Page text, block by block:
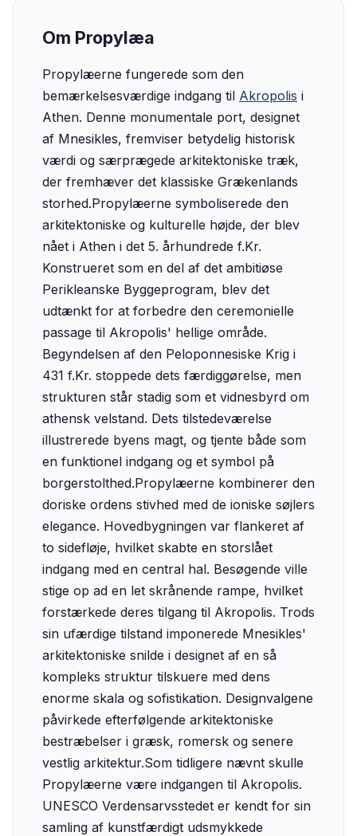
Om Propylæa
Propylæerne fungerede som den
bemærkelsesværdige indgang til Akropolis i
Athen. Denne monumentale port, designet
af Mnesikles, fremviser betydelig historisk
værdi og særprægede arkitektoniske træk,
der fremhæver det klassiske Grækenlands
storhed.‍Propylæerne symboliserede den
arkitektoniske og kulturelle højde, der blev
nået i Athen i det 5. århundrede f.Kr.
Konstrueret som en del af det ambitiøse
Perikleanske Byggeprogram, blev det
udtænkt for at forbedre den ceremonielle
passage til Akropolis' hellige område.
Begyndelsen af den Peloponnesiske Krig i
431 f.Kr. stoppede dets færdiggørelse, men
strukturen står stadig som et vidnesbyrd om
athensk velstand. Dets tilstedeværelse
illustrerede byens magt, og tjente både som
en funktionel indgang og et symbol på
borgerstolthed.‍Propylæerne kombinerer den
doriske ordens stivhed med de ioniske søjlers
elegance. Hovedbygningen var flankeret af
to sidefløje, hvilket skabte en storslået
indgang med en central hal. Besøgende ville
stige op ad en let skrånende rampe, hvilket
forstærkede deres tilgang til Akropolis. Trods
sin ufærdige tilstand imponerede Mnesikles'
arkitektoniske snilde i designet af en så
kompleks struktur tilskuere med dens
enorme skala og sofistikation. Designvalgene
påvirkede efterfølgende arkitektoniske
bestræbelser i græsk, romersk og senere
vestlig arkitektur.‍Som tidligere nævnt skulle
Propylæerne være indgangen til Akropolis.
UNESCO Verdensarvsstedet er kendt for sin
samling af kunstfærdigt udsmykkede